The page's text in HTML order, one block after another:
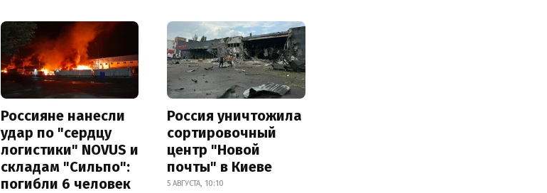
Россияне нанесли
удар по "сердцу
логистики" NOVUS и
складам "Сильпо":
погибли 6 человек
Россия уничтожила
сортировочный
центр "Новой
почты" в Киеве
5 АВГУСТА, 10:10